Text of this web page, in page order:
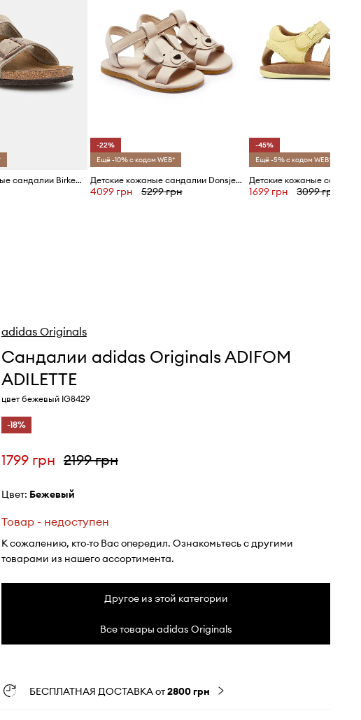
Детские замшевые сандалии Birkenstock Milano
-22%
Ещё -10% с кодом WEB*
Детские кожаные сандалии Donsje Dhalo Sandals Golden Retriever
4099 грн 5299 грн
-45%
Ещё -5% с кодом WEB*
1699 грн 3099 грн
adidas Originals
Сандалии adidas Originals ADIFOM
ADILETTE
цвет бежевый IG8429
-18%
1799 грн 2199 грн
Цвет: бежевый
Товар - недоступен
К сожалению, кто-то Вас опередил. Ознакомьтесь с другими
товарами из нашего ассортимента.
Другое из этой категории
Все товары adidas Originals
БЕСПЛАТНАЯ ДОСТАВКА от2800 грн